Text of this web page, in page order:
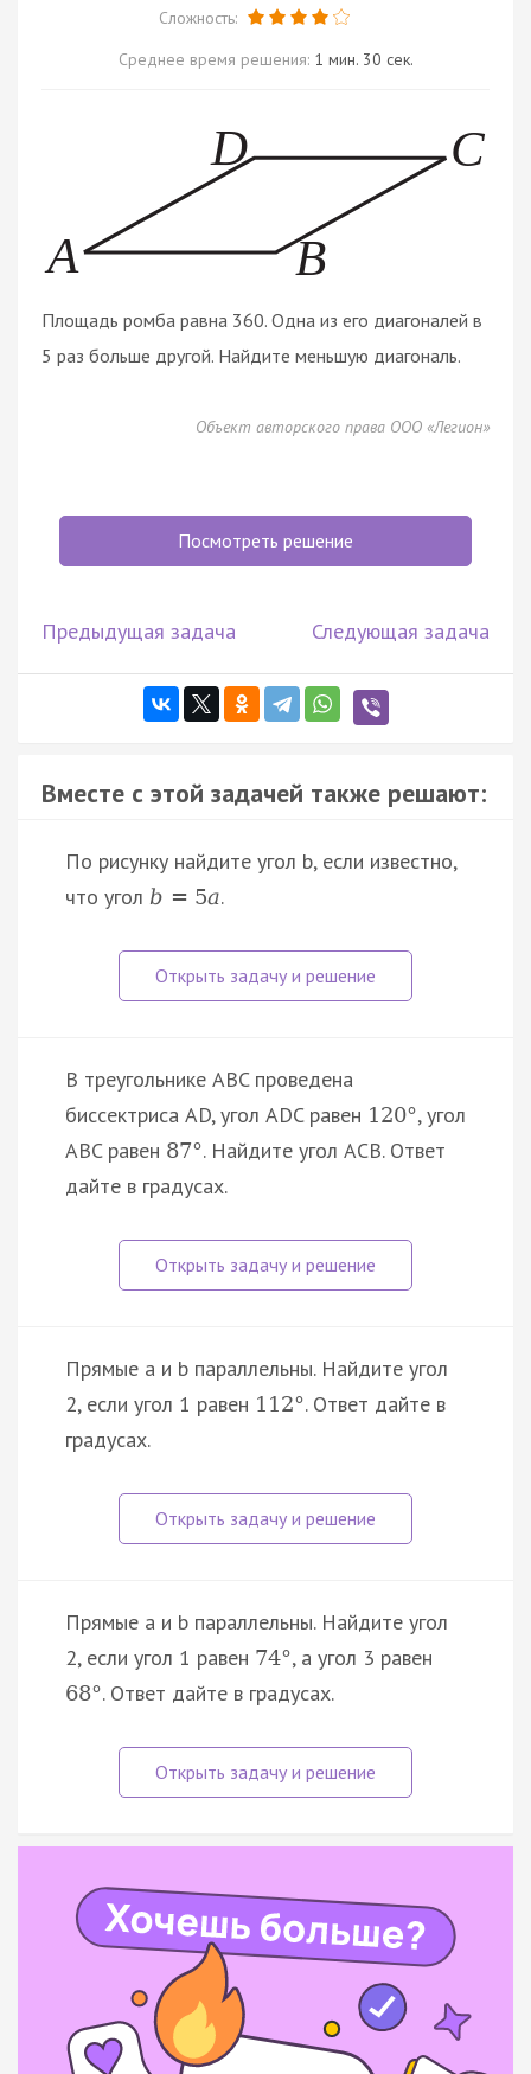
Сложность:
Среднее время решения: 1 мин. 30 сек.
Площадь ромба равна 360. Одна из его диагоналей в
5 раз больше другой. Найдите меньшую диагональ.
Объект авторского права ООО «Легион»
Посмотреть решение
Предыдущая задача Следующая задача
Вместе с этой задачей также решают:
По рисунку найдите угол b, если известно,
что угол b = 5a.
В треугольнике ABC проведена
биссектриса AD, угол ADC равен 120°, угол
ABC равен 87°. Найдите угол ACB. Ответ
дайте в градусах.
Прямые a и b параллельны. Найдите угол
2, если угол 1 равен 112°. Ответ дайте в
градусах.
Прямые a и b параллельны. Найдите угол
2, если угол 1 равен 74°, а угол 3 равен
68°. Ответ дайте в градусах.